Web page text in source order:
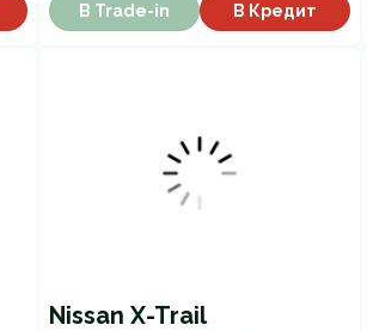
В Trade-in В Кредит
Nissan X-Trail